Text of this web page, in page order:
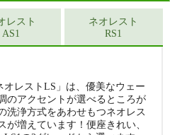
便器
い
テクト
超節水
大4.8L 小3.6L
ラク
ー付
テクト
大4.8L 小3.6L
ラク
ー付
便座
レストLS」は、優美なウェー
のアクセントが選べるところが
洗浄方式をあわせもつネオレス
が増えています！便座きれい、
レスト
AS1
ネオレスト
RS1